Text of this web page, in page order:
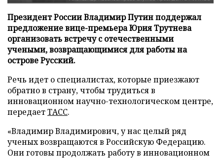
Президент России Владимир Путин поддержал
предложение вице-премьера Юрия Трутнева
организовать встречу с отечественными
учеными, возвращающимися для работы на
острове Русский.
Речь идет о специалистах, которые приезжают
обратно в страну, чтобы трудиться в
инновационном научно-технологическом центре,
передаетТАСС.
«Владимир Владимирович, у нас целый ряд
ученых возвращаются в Российскую Федерацию.
Они готовы продолжать работу в инновационном